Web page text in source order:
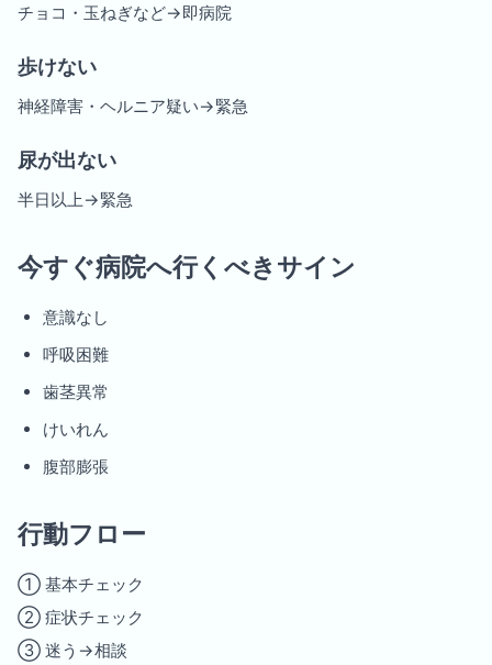
チョコ・玉ねぎなど→即病院
歩けない
神経障害・ヘルニア疑い→緊急
尿が出ない
半日以上→緊急
今すぐ病院へ行くべきサイン
意識なし
呼吸困難
歯茎異常
けいれん
腹部膨張
行動フロー
① 基本チェック
② 症状チェック
③ 迷う→相談